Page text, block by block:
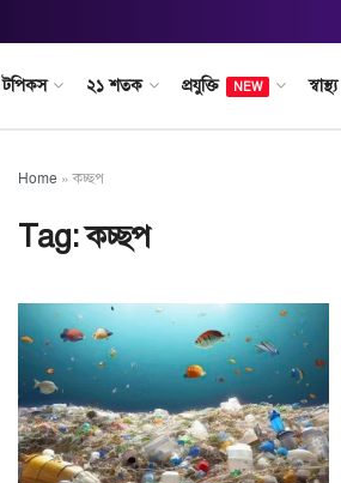
টপিকস ২১ শতক প্রযুক্তি NEW
Home »কচ্ছপ
Tag:কচ্ছপ